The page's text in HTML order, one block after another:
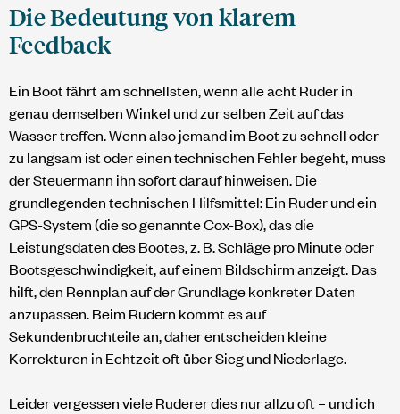
Die Bedeutung von klarem
Feedback
Ein Boot fährt am schnellsten, wenn alle acht Ruder in
genau demselben Winkel und zur selben Zeit auf das
Wasser treffen. Wenn also jemand im Boot zu schnell oder
zu langsam ist oder einen technischen Fehler begeht, muss
der Steuermann ihn sofort darauf hinweisen. Die
grundlegenden technischen Hilfsmittel: Ein Ruder und ein
GPS-System (die so genannte Cox-Box), das die
Leistungsdaten des Bootes, z. B. Schläge pro Minute oder
Bootsgeschwindigkeit, auf einem Bildschirm anzeigt. Das
hilft, den Rennplan auf der Grundlage konkreter Daten
anzupassen. Beim Rudern kommt es auf
Sekundenbruchteile an, daher entscheiden kleine
Korrekturen in Echtzeit oft über Sieg und Niederlage.
Leider vergessen viele Ruderer dies nur allzu oft – und ich